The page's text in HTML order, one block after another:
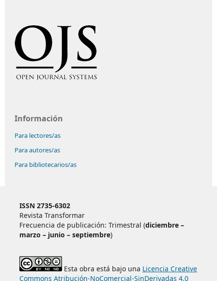
Información
Para lectores/as
Para autores/as
Para bibliotecarios/as
ISSN 2735-6302
Revista Transformar
Frecuencia de publicación: Trimestral (diciembre –
marzo – junio – septiembre)
Esta obra está bajo una Licencia Creative
Commons Atribución-NoComercial-SinDerivadas 4.0